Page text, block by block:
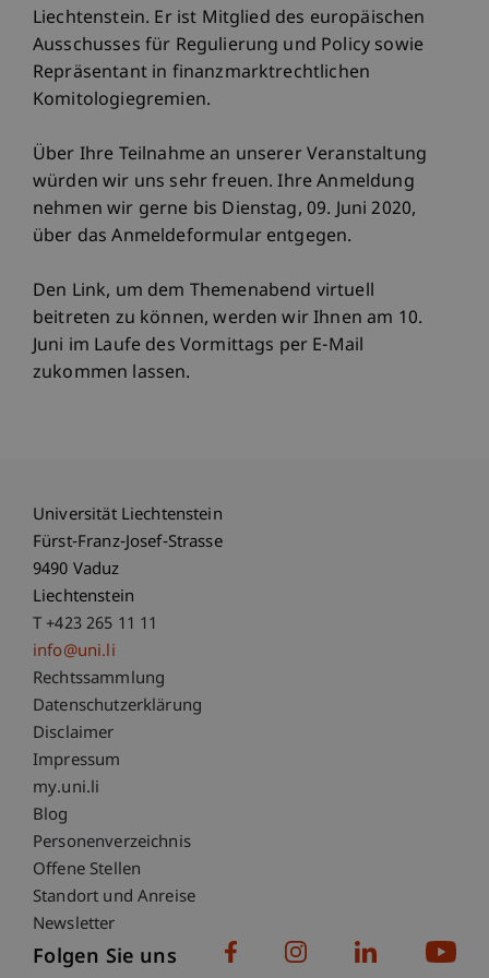
Liechtenstein. Er ist Mitglied des europäischen
Ausschusses für Regulierung und Policy sowie
Repräsentant in finanzmarktrechtlichen
Komitologiegremien.
Über Ihre Teilnahme an unserer Veranstaltung
würden wir uns sehr freuen. Ihre Anmeldung
nehmen wir gerne bis Dienstag, 09. Juni 2020,
über das Anmeldeformular entgegen.
Den Link, um dem Themenabend virtuell
beitreten zu können, werden wir Ihnen am 10.
Juni im Laufe des Vormittags per E-Mail
zukommen lassen.
Universität Liechtenstein
Fürst-Franz-Josef-Strasse
9490 Vaduz
Liechtenstein
T +423 265 11 11
info@uni.li
Fußzeile Rechtliche Hinweise
Rechtssammlung
Datenschutzerklärung
Disclaimer
Impressum
Fußzeile Subdomain-Verzeichnis
my.uni.li
Blog
Personenverzeichnis
Offene Stellen
Standort und Anreise
Newsletter
Folgen Sie uns